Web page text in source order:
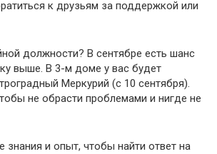
к друзьям за поддержкой или
должности? В сентябре есть шанс
выше. В 3-м доме у вас будет
Меркурий (с 10 сентября).
не обрасти проблемами и нигде не
знания и опыт, чтобы найти ответ на